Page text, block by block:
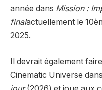
année dans Mission :
finalactuellement le
2025.
Il devrait également
Cinematic Universe dans